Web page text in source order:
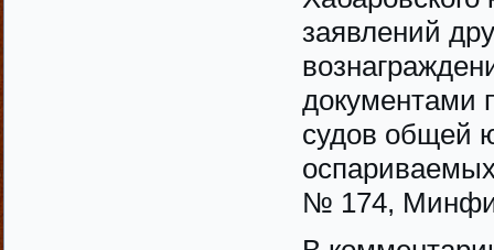
заявлений
документами
судов общей
№ 174,